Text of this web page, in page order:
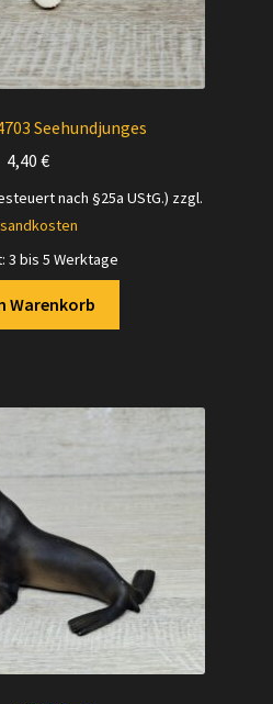
Seehundjunges
4,40 €
nach §25a UStG.) zzgl.
3 bis 5 Werktage
Warenkorb